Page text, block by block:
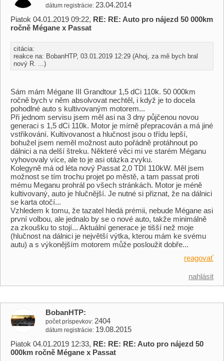
dátum registrácie 23.04.2014
Piatok 04.01.2019 09:22, RE: RE: Auto pro nájezd 50 000km
ročně Mégane x Passat
citácia:
reakce na: BobanHTP, 03.01.2019 12:29 (Ahoj, za mě bych bral
nový R. ...)
Sám mám Mégane III Grandtour 1,5 dCi 110k. 50 000km
ročně bych v něm absolvovat nechtěl, i když je to docela
pohodlné auto s kultivovaným motorem...
Při jednom servisu jsem měl asi na 3 dny půjčenou novou
generaci s 1,5 dCi 110k. Motor je mírně přepracován a má jiné
vstřikování. Kultivovanost a hlučnost jsou o třídu lepší,
bohužel jsem neměl možnost auto pořádně protáhnout po
dálnici a na delší štreku. Některé věci mi ve starém Méganu
vyhovovaly více, ale to je asi otázka zvyku.
Kolegyně má od léta nový Passat 2,0 TDI 110kW. Měl jsem
možnost se tím trochu projet po městě, a tam passat proti
mému Meganu prohrál po všech stránkách. Motor je méně
kultivovaný, auto je hlučnější. Je nutné si přiznat, že na dálnici
se karta otočí...
Vzhledem k tomu, že tazatel hledá prémii, nebude Mégane asi
první volbou, ale jednalo by se o nové auto, takže minimálně
za zkoušku to stojí... Aktuální generace je tišší než moje
(hlučnost na dálnici je největší výtka, kterou mám ke svému
autu) a s výkonějším motorem může posloužit dobře...
reagovať
nahlásit
BobanHTP
počet príspevkov 2404
dátum registrácie 19.08.2015
Piatok 04.01.2019 12:33, RE: RE: RE: Auto pro nájezd 50
000km ročně Mégane x Passat